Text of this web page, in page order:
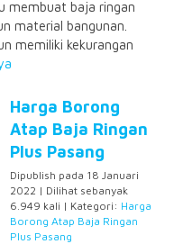
membuat baja ringan
material bangunan.
memiliki kekurangan
Harga Borong
Atap Baja Ringan
Plus Pasang
Dipublish pada 18 Januari
2022 | Dilihat sebanyak
6.949 kali | Kategori: Harga
Borong Atap Baja Ringan
Plus Pasang